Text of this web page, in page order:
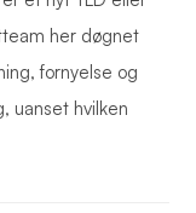
her døgnet
fornyelse og
uanset hvilken